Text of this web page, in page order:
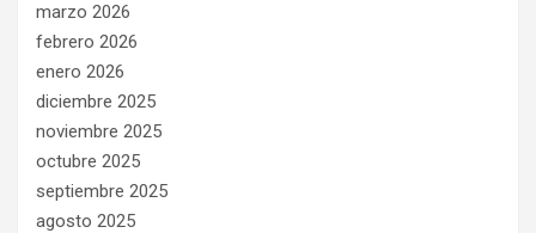
marzo 2026
febrero 2026
enero 2026
diciembre 2025
noviembre 2025
octubre 2025
septiembre 2025
agosto 2025